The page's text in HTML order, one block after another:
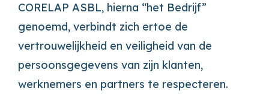
CORELAP ASBL, hierna “het Bedrijf”
genoemd, verbindt zich ertoe de
vertrouwelijkheid en veiligheid van de
persoonsgegevens van zijn klanten,
werknemers en partners te respecteren.